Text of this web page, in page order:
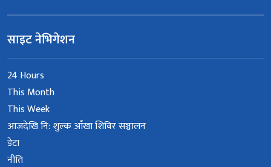
साइट नेभिगेशन
24 Hours
This Month
This Week
आजदेखि नि: शुल्क आँखा शिविर सञ्चालन
डेटा
नीति